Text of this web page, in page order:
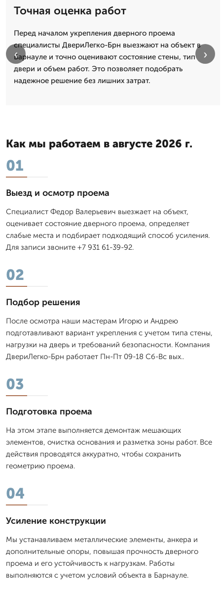
Точная оценка работ
Перед началом укрепления дверного проема
специалисты ДвериЛегко-Брн выезжают на объект в
Барнауле и точно оценивают состояние стены, тип
двери и объем работ. Это позволяет подобрать
надежное решение без лишних затрат.
‹ ›
Как мы работаем в августе 2026 г.
01
Выезд и осмотр проема
Специалист Федор Валерьевич выезжает на объект,
оценивает состояние дверного проема, определяет
слабые места и подбирает подходящий способ усиления.
Для записи звоните +7 931 61-39-92.
02
Подбор решения
После осмотра наши мастерам Игорю и Андрею
подготавливают вариант укрепления с учетом типа стены,
нагрузки на дверь и требований безопасности. Компания
ДвериЛегко-Брн работает Пн-Пт 09-18 Сб-Вс вых..
03
Подготовка проема
На этом этапе выполняется демонтаж мешающих
элементов, очистка основания и разметка зоны работ. Все
действия проводятся аккуратно, чтобы сохранить
геометрию проема.
04
Усиление конструкции
Мы устанавливаем металлические элементы, анкера и
дополнительные опоры, повышая прочность дверного
проема и его устойчивость к нагрузкам. Работы
выполняются с учетом условий объекта в Барнауле.